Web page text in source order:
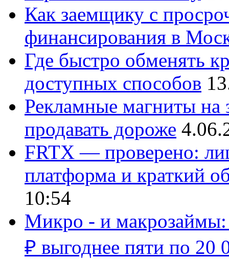
Как заемщику с
финансирования в
Где быстро обменять
доступных способов
Рекламные магниты на
продавать дороже
FRTX — проверено:
платформа и краткий
10:54
Микро - и макрозаймы:
₽ выгоднее пяти по 20